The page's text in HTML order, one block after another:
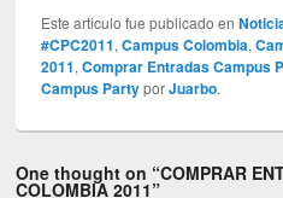
Este articulo fue publicado en
#CPC2011,Campus Colombia,
2011,Comprar Entradas Campus
Campus PartyporJuarbo.
One thought on “COMPRAR
COLOMBIA 2011”